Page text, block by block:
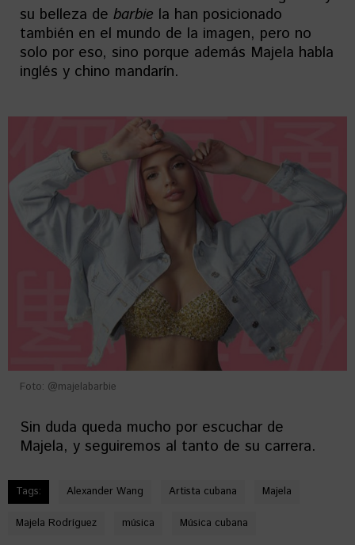
su belleza de barbie la han posicionado
también en el mundo de la imagen, pero no
solo por eso, sino porque además Majela habla
inglés y chino mandarín.
Foto: @majelabarbie
Sin duda queda mucho por escuchar de
Majela, y seguiremos al tanto de su carrera.
Tags: Alexander Wang Artista cubana Majela
Majela Rodríguez música Música cubana